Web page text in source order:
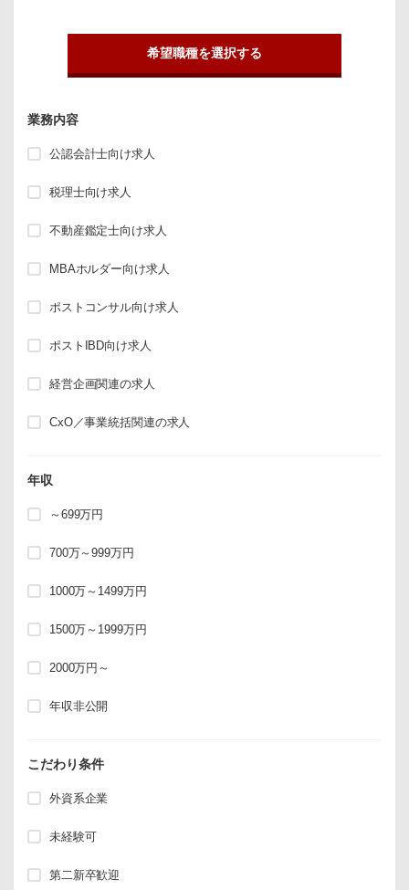
希望職種を選択する
業務内容
公認会計士向け求人
税理士向け求人
不動産鑑定士向け求人
MBAホルダー向け求人
ポストコンサル向け求人
ポストIBD向け求人
経営企画関連の求人
CxO／事業統括関連の求人
年収
～699万円
700万～999万円
1000万～1499万円
1500万～1999万円
2000万円～
年収非公開
こだわり条件
外資系企業
未経験可
第二新卒歓迎